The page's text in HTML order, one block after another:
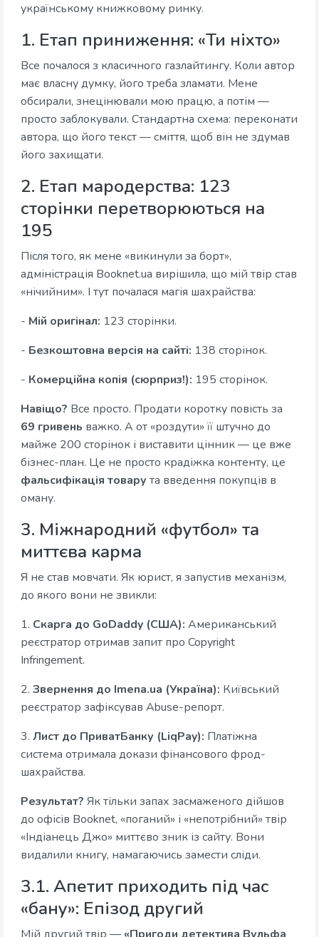
українському книжковому ринку.
1. Етап приниження: «Ти ніхто»
Все почалося з класичного газлайтингу. Коли автор
має власну думку, його треба зламати. Мене
обсирали, знецінювали мою працю, а потім —
просто заблокували. Стандартна схема: переконати
автора, що його текст — сміття, щоб він не здумав
його захищати.
2. Етап мародерства: 123
сторінки перетворюються на
195
Після того, як мене «викинули за борт»,
адміністрація Booknet.ua вирішила, що мій твір став
«нічийним». І тут почалася магія шахрайства:
- Мій оригінал: 123 сторінки.
- Безкоштовна версія на сайті: 138 сторінок.
- Комерційна копія (сюрприз!): 195 сторінок.
Навіщо? Все просто. Продати коротку повість за
69 гривень важко. А от «роздути» її штучно до
майже 200 сторінок і виставити цінник — це вже
бізнес-план. Це не просто крадіжка контенту, це
фальсифікація товару та введення покупців в
оману.
3. Міжнародний «футбол» та
миттєва карма
Я не став мовчати. Як юрист, я запустив механізм,
до якого вони не звикли:
1. Скарга до GoDaddy (США): Американський
реєстратор отримав запит про Copyright
Infringement.
2. Звернення до Imena.ua (Україна): Київський
реєстратор зафіксував Abuse-репорт.
3. Лист до ПриватБанку (LiqPay): Платіжна
система отримала докази фінансового фрод-
шахрайства.
Результат? Як тільки запах засмаженого дійшов
до офісів Booknet, «поганий» і «непотрібний» твір
«Індіанець Джо» миттєво зник із сайту. Вони
видалили книгу, намагаючись замести сліди.
3.1. Апетит приходить під час
«бану»: Епізод другий